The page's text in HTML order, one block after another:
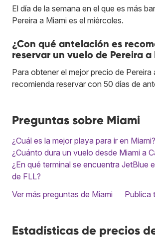
El día de la semana en el que es más
Pereira a Miami es el miércoles.
¿Con qué antelación es
reservar un vuelo de Pereira a
Para obtener el mejor precio de Pereira
recomienda reservar con 50 días de
Preguntas sobre Miami
¿Cuál es la mejor playa para ir en Miami?
¿Cuánto dura un vuelo desde Miami a
¿En qué terminal se encuentra JetBlue
de FLL?
Ver más preguntas de Miami
Publica
Estadísticas de precios